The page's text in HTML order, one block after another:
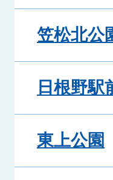
笠松北公
日根野駅
東上公園